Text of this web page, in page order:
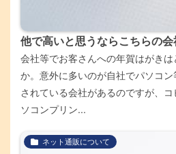
他で高いと思うならこちらの
会社等でお客さんへの年賀はがき
か。意外に多いのが自社でパソコ
されている会社があるのですが、
ソコンプリン...
ネット通販について